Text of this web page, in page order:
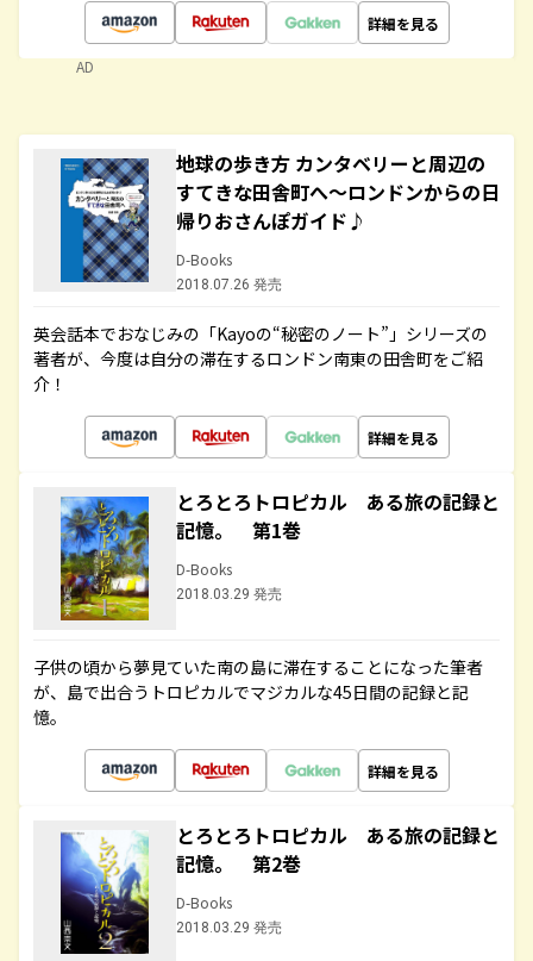
詳細を見る
AD
地球の歩き方 カンタベリーと周辺の
すてきな田舎町へ～ロンドンからの日
帰りおさんぽガイド♪
D-Books
2018.07.26 発売
英会話本でおなじみの「Kayoの“秘密のノート”」シリーズの
著者が、今度は自分の滞在するロンドン南東の田舎町をご紹
介！
詳細を見る
とろとろトロピカル ある旅の記録と
記憶。 第1巻
D-Books
2018.03.29 発売
子供の頃から夢見ていた南の島に滞在することになった筆者
が、島で出合うトロピカルでマジカルな45日間の記録と記
憶。
詳細を見る
とろとろトロピカル ある旅の記録と
記憶。 第2巻
D-Books
2018.03.29 発売